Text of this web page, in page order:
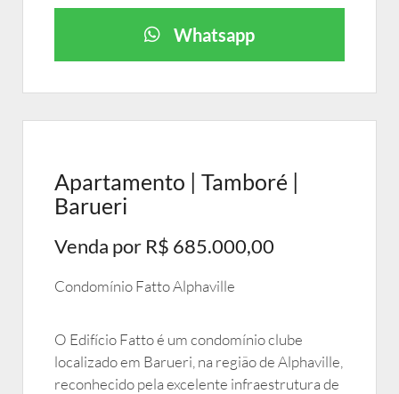
Whatsapp
Apartamento | Tamboré |
Barueri
Venda por R$ 685.000,00
Condomínio Fatto Alphaville
O Edifício Fatto é um condomínio clube
localizado em Barueri, na região de Alphaville,
reconhecido pela excelente infraestrutura de